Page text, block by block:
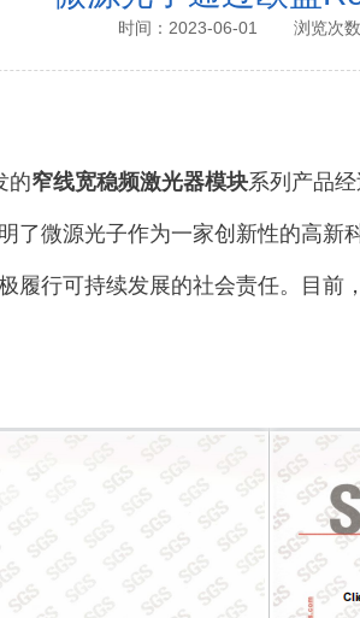
时间：2023-06-01 浏览次
的窄线宽稳频激光器模块系列产品经
了微源光子作为一家创新性的高
履行可持续发展的社会责任。目前，